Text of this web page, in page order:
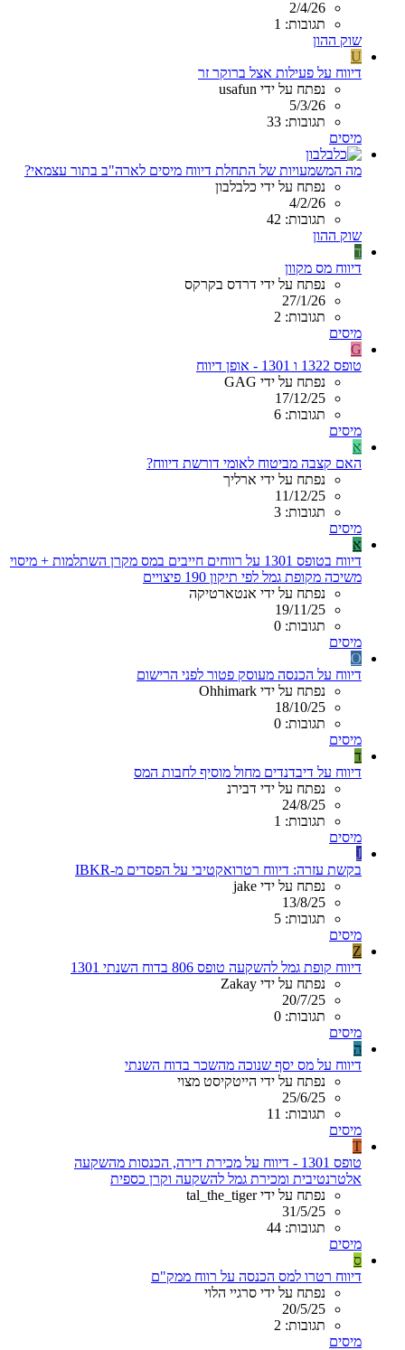
2/4/26
תגובות: 1
שוק ההון
U
דיווח על פעילות אצל ברוקר זר
נפתח על ידי usafun
5/3/26
תגובות: 33
מיסים
מה המשמעויות של התחלת דיווח מיסים לארה"ב בתור עצמאי?
נפתח על ידי כלבלבון
4/2/26
תגובות: 42
שוק ההון
ד
דיווח מס מקוון
נפתח על ידי דרדס בקרקס
27/1/26
תגובות: 2
מיסים
G
טופס 1322 ו 1301 - אופן דיווח
נפתח על ידי GAG
17/12/25
תגובות: 6
מיסים
א
האם קצבה מביטוח לאומי דורשת דיווח?
נפתח על ידי ארליך
11/12/25
תגובות: 3
מיסים
א
דיווח בטופס 1301 על רווחים חייבים במס מקרן השתלמות + מיסוי
משיכה מקופת גמל לפי תיקון 190 פיצויים
נפתח על ידי אנטארטיקה
19/11/25
תגובות: 0
מיסים
O
דיווח על הכנסה מעוסק פטור לפני הרישום
נפתח על ידי Ohhimark
18/10/25
תגובות: 0
מיסים
ד
דיווח על דיבדנדים מחול מוסיף לחבות המס
נפתח על ידי דבירנ
24/8/25
תגובות: 1
מיסים
J
בקשת עזרה: דיווח רטרואקטיבי על הפסדים מ-IBKR
נפתח על ידי jake
13/8/25
תגובות: 5
מיסים
Z
דיווח קופת גמל להשקעה טופס 806 בדוח השנתי 1301
נפתח על ידי Zakay
20/7/25
תגובות: 0
מיסים
ה
דיווח על מס יסף שנוכה מהשכר בדוח השנתי
נפתח על ידי הייטקיסט מצוי
25/6/25
תגובות: 11
מיסים
T
טופס 1301 - דיווח על מכירת דירה, הכנסות מהשקעה
אלטרנטיבית ומכירת גמל להשקעה וקרן כספית
נפתח על ידי tal_the_tiger
31/5/25
תגובות: 44
מיסים
ס
דיווח רטרו למס הכנסה על רווח ממק"ם
נפתח על ידי סרגיי הלוי
20/5/25
תגובות: 2
מיסים